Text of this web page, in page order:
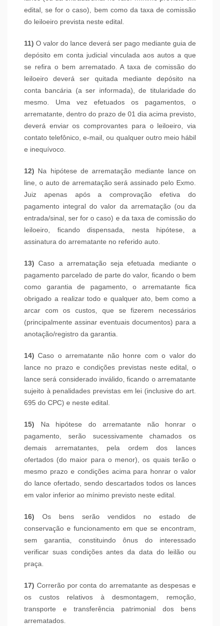
edital, se for o caso), bem como da taxa de comissão
do leiloeiro prevista neste edital.
11) O valor do lance deverá ser pago mediante guia de
depósito em conta judicial vinculada aos autos a que
se refira o bem arrematado. A taxa de comissão do
leiloeiro deverá ser quitada mediante depósito na
conta bancária (a ser informada), de titularidade do
mesmo. Uma vez efetuados os pagamentos, o
arrematante, dentro do prazo de 01 dia acima previsto,
deverá enviar os comprovantes para o leiloeiro, via
contato telefônico, e-mail, ou qualquer outro meio hábil
e inequívoco.
12) Na hipótese de arrematação mediante lance on
line, o auto de arrematação será assinado pelo Exmo.
Juiz apenas após a comprovação efetiva do
pagamento integral do valor da arrematação (ou da
entrada/sinal, ser for o caso) e da taxa de comissão do
leiloeiro, ficando dispensada, nesta hipótese, a
assinatura do arrematante no referido auto.
13) Caso a arrematação seja efetuada mediante o
pagamento parcelado de parte do valor, ficando o bem
como garantia de pagamento, o arrematante fica
obrigado a realizar todo e qualquer ato, bem como a
arcar com os custos, que se fizerem necessários
(principalmente assinar eventuais documentos) para a
anotação/registro da garantia.
14) Caso o arrematante não honre com o valor do
lance no prazo e condições previstas neste edital, o
lance será considerado inválido, ficando o arrematante
sujeito à penalidades previstas em lei (inclusive do art.
695 do CPC) e neste edital.
15) Na hipótese do arrematante não honrar o
pagamento, serão sucessivamente chamados os
demais arrematantes, pela ordem dos lances
ofertados (do maior para o menor), os quais terão o
mesmo prazo e condições acima para honrar o valor
do lance ofertado, sendo descartados todos os lances
em valor inferior ao mínimo previsto neste edital.
16) Os bens serão vendidos no estado de
conservação e funcionamento em que se encontram,
sem garantia, constituindo ônus do interessado
verificar suas condições antes da data do leilão ou
praça.
17) Correrão por conta do arrematante as despesas e
os custos relativos à desmontagem, remoção,
transporte e transferência patrimonial dos bens
arrematados.